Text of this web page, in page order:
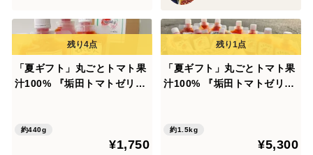
「夏ギフト」丸ごとトマト果
汁100% 『垢田トマトゼリ
約440g
¥1,750
「夏ギフト」丸ごとトマト果
汁100% 『垢田トマトゼリ
約1.5kg
¥5,300